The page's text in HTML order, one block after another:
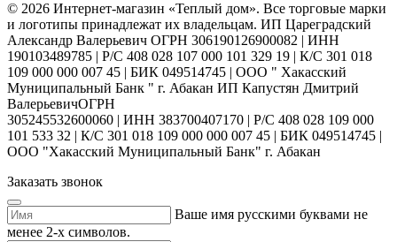
© 2026 Интернет-магазин «Теплый дом». Все торговые марки
и логотипы принадлежат их владельцам. ИП Цареградский
Александр Валерьевич ОГРН 306190126900082 | ИНН
190103489785 | Р/С 408 028 107 000 101 329 19 | К/С 301 018
109 000 000 007 45 | БИК 049514745 | ООО " Хакасский
Муниципальный Банк " г. Абакан ИП Капустян Дмитрий
ВалерьевичОГРН
305245532600060 | ИНН 383700407170 | Р/С 408 028 109 000
101 533 32 | К/С 301 018 109 000 000 007 45 | БИК 049514745 |
ООО "Хакасский Муниципальный Банк" г. Абакан
Заказать звонок
Ваше имя русскими буквами не
менее 2-х символов.